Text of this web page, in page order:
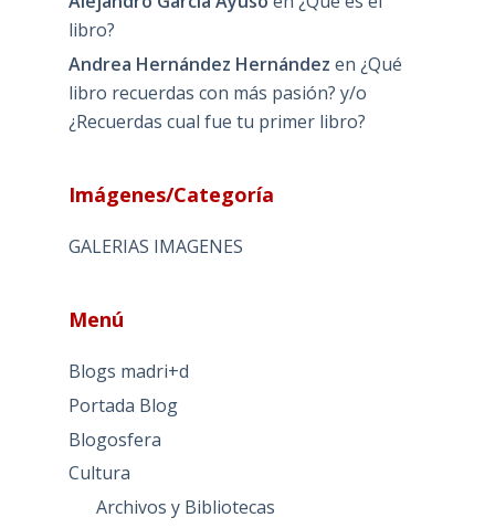
libro?
Andrea Hernández Hernández en ¿Qué
libro recuerdas con más pasión? y/o
¿Recuerdas cual fue tu primer libro?
Imágenes/Categoría
GALERIAS IMAGENES
Menú
Blogs madri+d
Portada Blog
Blogosfera
Cultura
Archivos y Bibliotecas